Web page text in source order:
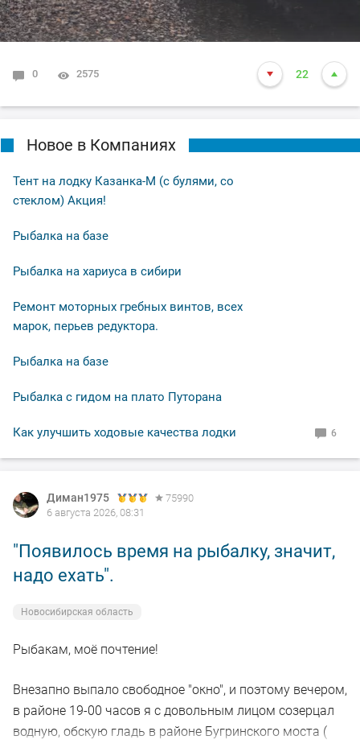
0 2575 22
Новое в Компаниях
Тент на лодку Казанка-М (с булями, со
стеклом) Акция!
Рыбалка на базе
Рыбалка на хариуса в сибири
Ремонт моторных гребных винтов, всех
марок, перьев редуктора.
Рыбалка на базе
Рыбалка с гидом на плато Путорана
Как улучшить ходовые качества лодки 6
Диман1975
75990
6 августа 2026, 08:31
"Появилось время на рыбалку, значит,
надо ехать".
Новосибирская область
Рыбакам, моё почтение!
Внезапно выпало свободное "окно", и поэтому вечером,
в районе 19-00 часов я с довольным лицом созерцал
водную, обскую гладь в районе Бугринского моста (